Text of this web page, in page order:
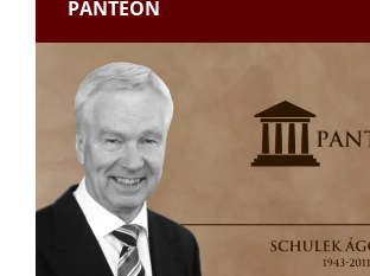
PANTEON